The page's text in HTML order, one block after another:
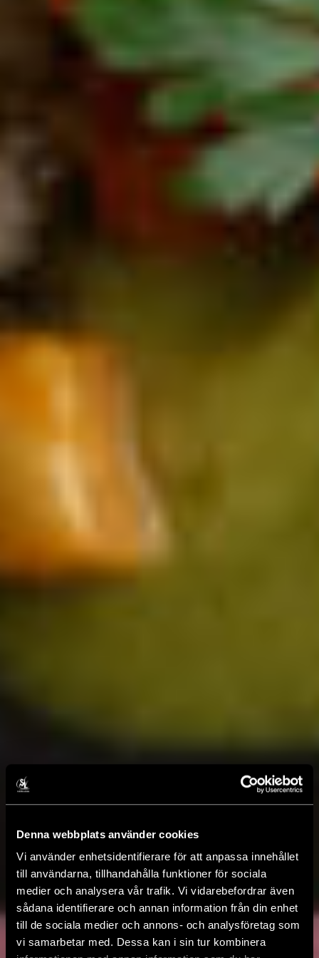
Denna webbplats använder cookies
Vi använder enhetsidentifierare för att anpassa innehållet
till användarna, tillhandahålla funktioner för sociala
medier och analysera vår trafik. Vi vidarebefordrar även
sådana identifierare och annan information från din enhet
till de sociala medier och annons- och analysföretag som
vi samarbetar med. Dessa kan i sin tur kombinera